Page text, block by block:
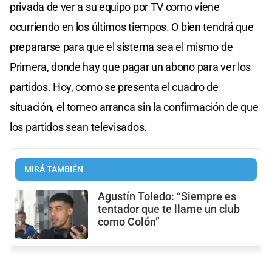
privada de ver a su equipo por TV como viene
ocurriendo en los últimos tiempos. O bien tendrá que
prepararse para que el sistema sea el mismo de
Primera, donde hay que pagar un abono para ver los
partidos. Hoy, como se presenta el cuadro de
situación, el torneo arranca sin la confirmación de que
los partidos sean televisados.
MIRÁ TAMBIÉN
Agustín Toledo: “Siempre es
tentador que te llame un club
como Colón”